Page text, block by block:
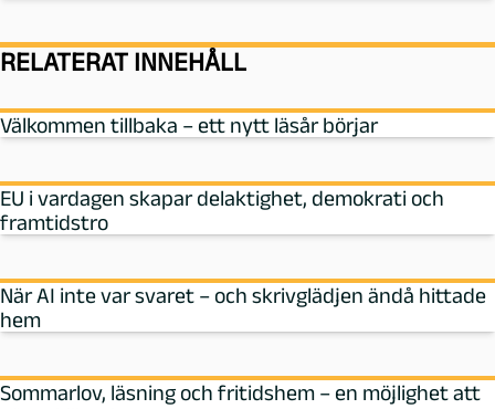
RELATERAT INNEHÅLL
Välkommen tillbaka – ett nytt läsår börjar
EU i vardagen skapar delaktighet, demokrati och
framtidstro
När AI inte var svaret – och skrivglädjen ändå hittade
hem
Sommarlov, läsning och fritidshem – en möjlighet att